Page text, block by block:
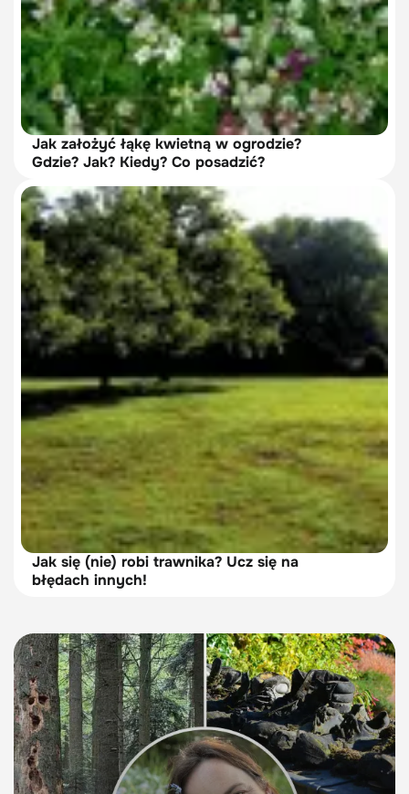
Jak założyć łąkę kwietną w ogrodzie?
Gdzie? Jak? Kiedy? Co posadzić?
Jak się (nie) robi trawnika? Ucz się na
błędach innych!